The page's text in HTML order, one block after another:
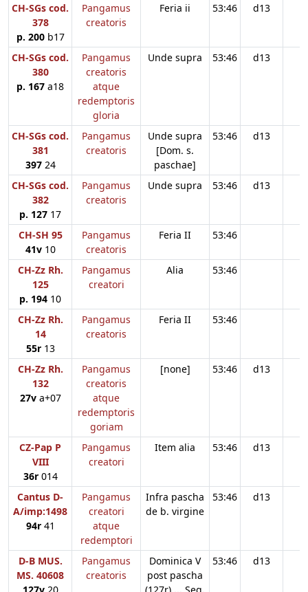
CH-SGs cod.
378
p. 200b17
Pangamus
creatoris
Feria ii 53:46 d13
CH-SGs cod.
380
p. 167 a18
Pangamus
creatoris
atque
redemptoris
gloria
Unde supra 53:46 d13
CH-SGs cod.
381
39724
Pangamus
creatoris
Unde supra
[Dom. s.
paschae]
53:46 d13
CH-SGs cod.
382
p. 127 17
Pangamus
creatoris
Unde supra 53:46 d13
CH-SH 95
41v10
Pangamus
creatoris
Feria II 53:46
CH-Zz Rh.
125
p. 194 10
Pangamus
creatori
Alia 53:46
CH-Zz Rh.
14
55r13
Pangamus
creatoris
Feria II 53:46
CH-Zz Rh.
132
27va+07
Pangamus
creatoris
atque
redemptoris
goriam
[none] 53:46 d13
CZ-Pap P
VIII
36r014
Pangamus
creatori
Item alia 53:46 d13
Cantus D-
A/imp:1498
94r41
Pangamus
creatori
atque
redemptori
Infra pascha
de b. virgine
53:46 d13
D-B MUS.
MS. 40608
Pangamus
creatoris
Dominica V
post pascha
53:46 d13